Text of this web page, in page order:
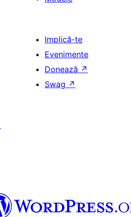
Implică-te
Evenimente
Donează ↗
Swag ↗